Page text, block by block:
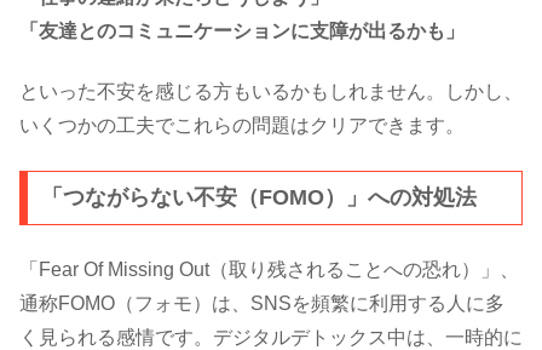
「友達とのコミュニケーションに支障が出るかも」
といった不安を感じる方もいるかもしれません。しかし、
いくつかの工夫でこれらの問題はクリアできます。
「つながらない不安（FOMO）」への対処法
「Fear Of Missing Out（取り残されることへの恐れ）」、
通称FOMO（フォモ）は、SNSを頻繁に利用する人に多
く見られる感情です。デジタルデトックス中は、一時的に